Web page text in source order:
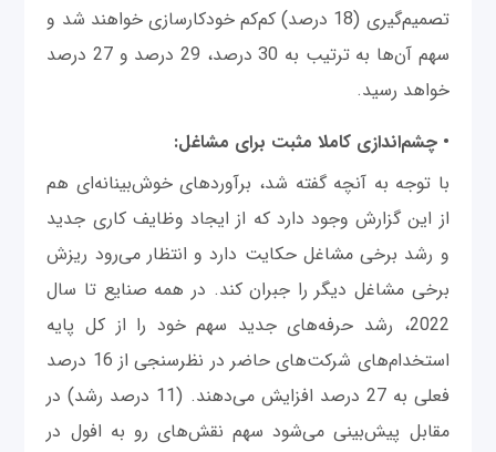
تصمیم‌گیری (18 درصد) کم‌کم خودکارسازی خواهند شد و
سهم آن‌ها به ترتیب به 30 درصد، 29 درصد و 27 درصد
خواهد رسید.
• چشم‌اندازی کاملا مثبت برای مشاغل:
با توجه به آنچه گفته شد، برآوردهای خوش‌بینانه‌ای هم
از این گزارش وجود دارد که از ایجاد وظایف کاری جدید
و رشد برخی مشاغل حکایت دارد و انتظار می‌رود ریزش
برخی مشاغل دیگر را جبران کند. در همه صنایع تا سال
2022، رشد حرفه‌های جدید سهم خود را از کل پایه
استخدام‌های شرکت‌های حاضر در نظرسنجی از 16 درصد
فعلی به 27 درصد افزایش می‌دهند. (11 درصد رشد) در
مقابل پیش‌بینی می‌شود سهم نقش‌های رو به افول در